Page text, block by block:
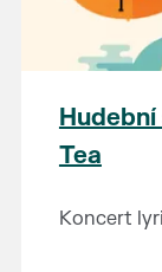
Tea
Koncert